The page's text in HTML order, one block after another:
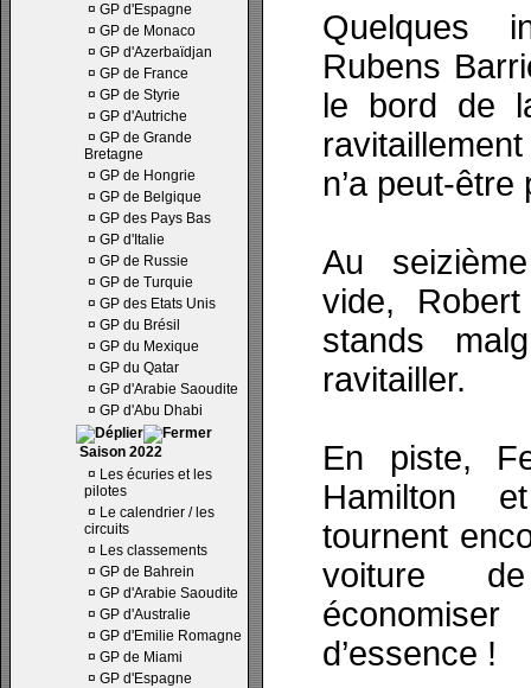
¤ GP d'Espagne
¤ GP de Monaco
¤ GP d'Azerbaïdjan
¤ GP de France
¤ GP de Styrie
¤ GP d'Autriche
¤ GP de Grande
Bretagne
¤ GP de Hongrie
¤ GP de Belgique
¤ GP des Pays Bas
¤ GP d'Italie
¤ GP de Russie
¤ GP de Turquie
¤ GP des Etats Unis
¤ GP du Brésil
¤ GP du Mexique
¤ GP du Qatar
¤ GP d'Arabie Saoudite
¤ GP d'Abu Dhabi
Saison 2022
¤ Les écuries et les
pilotes
¤ Le calendrier / les
circuits
¤ Les classements
¤ GP de Bahrein
¤ GP d'Arabie Saoudite
¤ GP d'Australie
¤ GP d'Emilie Romagne
¤ GP de Miami
¤ GP d'Espagne
Quelques
Rubens
le bord de
n’a peut-être
Au
vide,
stands
ravitailler.
En piste,
Hamilton
tournent
voiture
d’essence !